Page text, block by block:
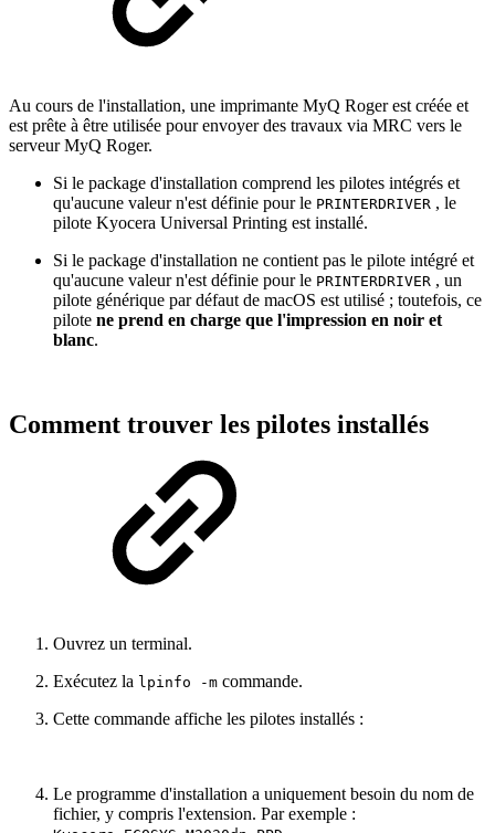
Au cours de l'installation, une imprimante MyQ Roger est créée et
est prête à être utilisée pour envoyer des travaux via MRC vers le
serveur MyQ Roger.
Si le package d'installation comprend les pilotes intégrés et
qu'aucune valeur n'est définie pour le PRINTERDRIVER , le
pilote Kyocera Universal Printing est installé.
Si le package d'installation ne contient pas le pilote intégré et
qu'aucune valeur n'est définie pour le PRINTERDRIVER , un
pilote générique par défaut de macOS est utilisé ; toutefois, ce
pilote ne prend en charge que l'impression en noir et
blanc.
Comment trouver les pilotes installés
Ouvrez un terminal.
Exécutez la lpinfo -m commande.
Cette commande affiche les pilotes installés :
Le programme d'installation a uniquement besoin du nom de
fichier, y compris l'extension. Par exemple :